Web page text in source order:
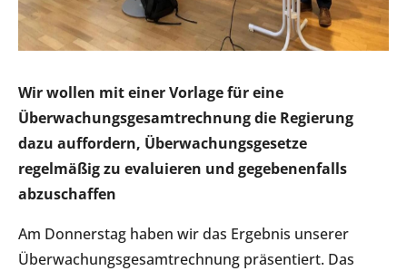
Wir wollen mit einer Vorlage für eine
Überwachungsgesamtrechnung die Regierung
dazu auffordern, Überwachungsgesetze
regelmäßig zu evaluieren und gegebenenfalls
abzuschaffen
Am Donnerstag haben wir das Ergebnis unserer
Überwachungsgesamtrechnung präsentiert. Das